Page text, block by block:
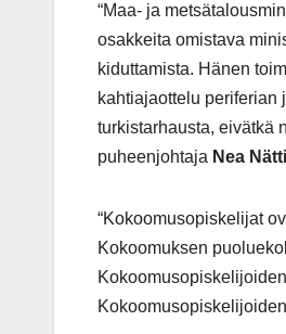
“Maa- ja
osakkeita omistava
kiduttamista. Hänen
kahtiajaottelu periferian
turkistarhausta, eivätkä
puheenjohtaja Nea
“Kokoomusopiskelijat
Kokoomuksen